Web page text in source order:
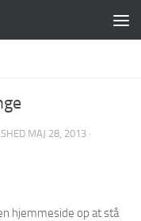
MAJ 28, 2013 ·
hjemmeside op at stå